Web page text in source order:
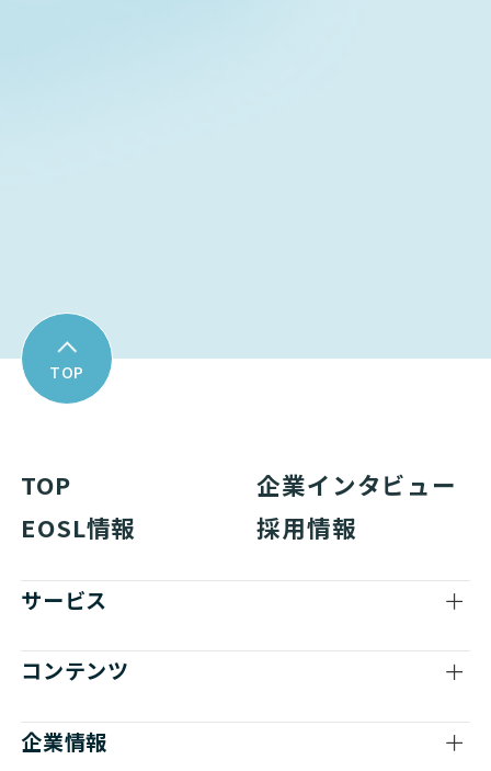
TOP
TOP
企業インタビュー
EOSL情報
採用情報
サービス
コンテンツ
企業情報